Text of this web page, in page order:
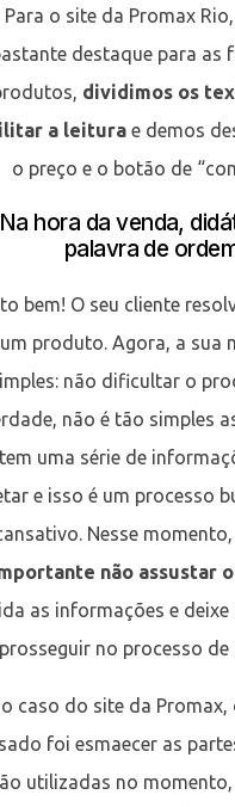
Para o site da Promax
destaque para as
dividimos os
a leiturae demos
o preço e o botão de
Na hora da venda,
palavra de
bem! O seu cliente
um produto. Agora, a sua
não dificultar o
não é tão simples
tem uma série de
e isso é um processo
Nesse momento,
não assustar
as informações e
prosseguir no processo de
caso do site da Promax,
foi esmaecer as
utilizadas no